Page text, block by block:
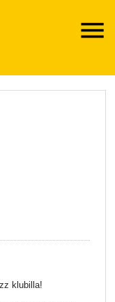
klubilla!